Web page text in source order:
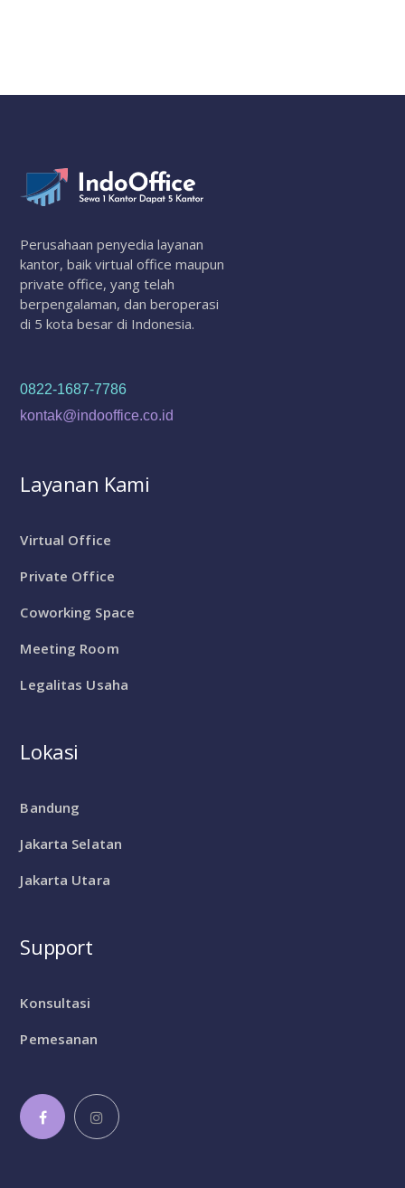
Perusahaan penyedia layanan
kantor, baik virtual office maupun
private office, yang telah
berpengalaman, dan beroperasi
di 5 kota besar di Indonesia.
0822-1687-7786
kontak@indooffice.co.id
Layanan Kami
Virtual Office
Private Office
Coworking Space
Meeting Room
Legalitas Usaha
Lokasi
Bandung
Jakarta Selatan
Jakarta Utara
Support
Konsultasi
Pemesanan